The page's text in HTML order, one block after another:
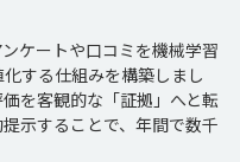
ケートや口コミを機械学習
する仕組みを構築しまし
を客観的な「証拠」へと転
示することで、年間で数千